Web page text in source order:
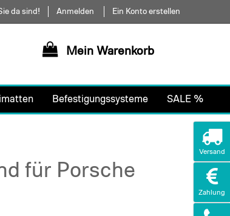
da sind! Anmelden Ein Konto erstellen
Mein Warenkorb
Befestigungssysteme SALE %
für Porsche
Versand
Zahlung